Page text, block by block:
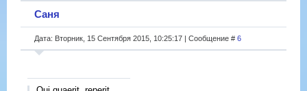
Саня
Дата: Вторник, 15 Сентября 2015, 10:25:17 | Сообщение # 6